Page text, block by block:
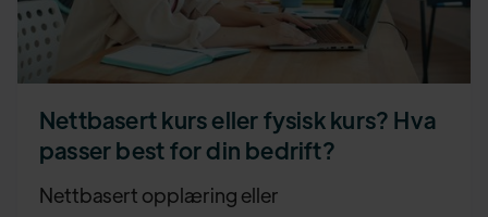
Nettbasert kurs eller fysisk kurs? Hva
passer best for din bedrift?
Nettbasert opplæring eller